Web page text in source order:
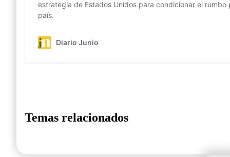
Temas relacionados